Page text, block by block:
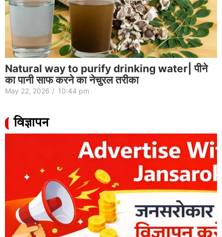
Natural way to purify drinking water| पीने
का पानी साफ करने का नेचुरल तरीका
May 22, 2026 / 10:44 pm
विज्ञापन